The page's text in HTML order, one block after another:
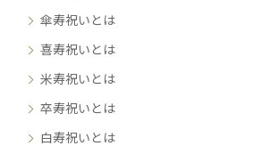
傘寿祝いとは
喜寿祝いとは
米寿祝いとは
卒寿祝いとは
白寿祝いとは